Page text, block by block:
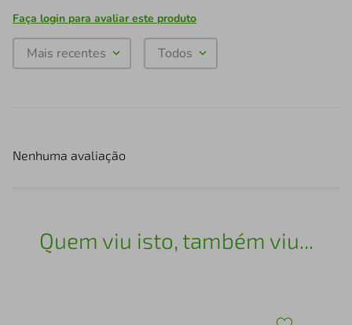
Faça login para avaliar este produto
Mais recentes Todos
Nenhuma avaliação
Quem viu isto, também viu...